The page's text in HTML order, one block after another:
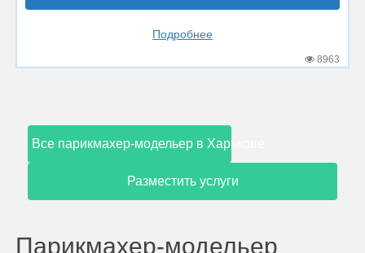
Подробнее
8963
Все парикмахер-модельер в Харькове
Разместить услуги
Парикмахер-модельер